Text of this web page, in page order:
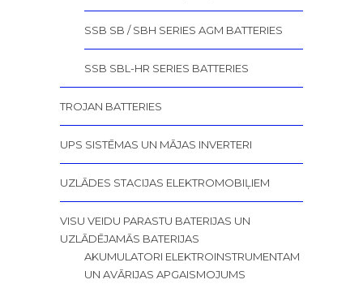
SSB SB / SBH SERIES AGM BATTERIES
SSB SBL-HR SERIES BATTERIES
TROJAN BATTERIES
UPS SISTĒMAS UN MĀJAS INVERTERI
UZLĀDES STACIJAS ELEKTROMOBIĻIEM
VISU VEIDU PARASTU BATERIJAS UN
UZLĀDĒJAMĀS BATERIJAS
AKUMULATORI ELEKTROINSTRUMENTAM
UN AVĀRIJAS APGAISMOJUMS